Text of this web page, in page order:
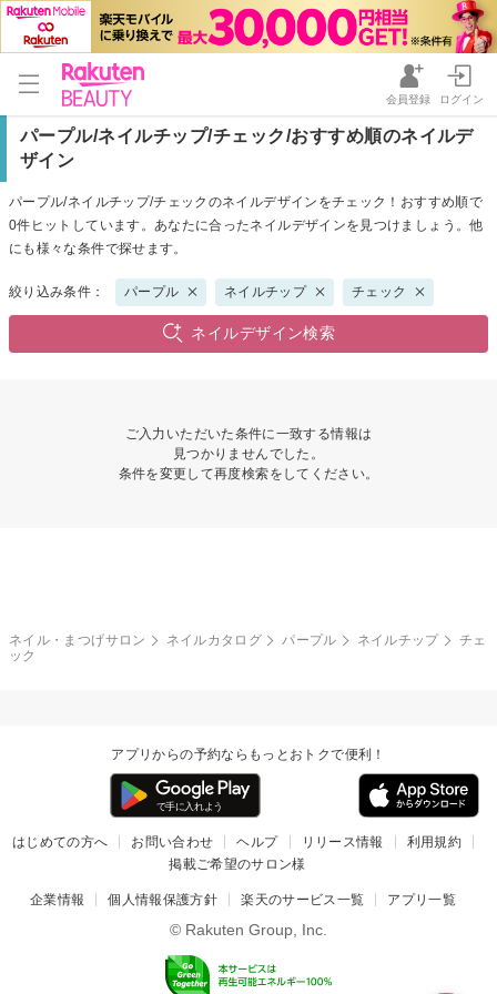
会員登録 ログイン
パープル/ネイルチップ/チェック/おすすめ順のネイルデ
ザイン
パープル/ネイルチップ/チェックのネイルデザインをチェック！おすすめ順で
0件ヒットしています。あなたに合ったネイルデザインを見つけましょう。他
にも様々な条件で探せます。
絞り込み条件： パープル ネイルチップ チェック
ネイルデザイン検索
ご入力いただいた条件に一致する情報は
見つかりませんでした。
条件を変更して再度検索をしてください。
ネイル・まつげサロン ネイルカタログ パープル ネイルチップ
チェ
ック
アプリからの予約ならもっとおトクで便利！
はじめての方へ お問い合わせ ヘルプ リリース情報
利用規約
掲載ご希望のサロン様
企業情報 個人情報保護方針 楽天のサービス一覧 アプリ一覧
© Rakuten Group, Inc.